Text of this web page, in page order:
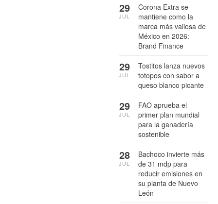
Corona Extra se
mantiene como la
marca más valiosa de
México en 2026:
Brand Finance
29
JUL
Tostitos lanza nuevos
totopos con sabor a
queso blanco picante
29
JUL
FAO aprueba el
primer plan mundial
para la ganadería
sostenible
29
JUL
Bachoco invierte más
de 31 mdp para
reducir emisiones en
su planta de Nuevo
León
28
JUL